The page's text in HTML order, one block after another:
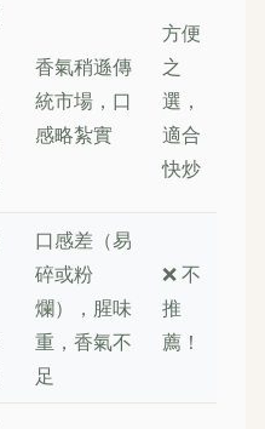
香氣稍遜傳
統市場，口
感略紮實
方便
之
選，
適合
快炒
口感差（易
碎或粉
爛），腥味
重，香氣不
足
❌ 不
推
薦！